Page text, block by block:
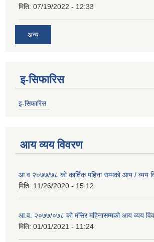
मिति: 07/19/2022 - 12:33
अन्य
इ-सिफारिस
इ-सिफारिस
आय व्यय विवरण
आ.व २०७७/७८ को कार्तिक महिना सम्मको आय / ब्यय
मिति: 11/26/2020 - 15:12
आ.व. २०७७/०७८ को मंसिर महिनासम्मको आय व्यय
मिति: 01/01/2021 - 11:24